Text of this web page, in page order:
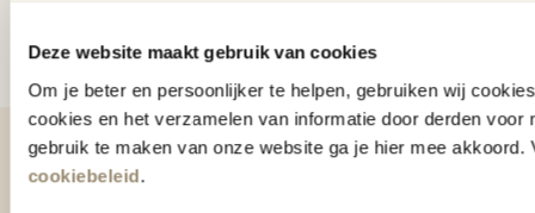
Deze website maakt gebruik van cookies
Om je beter en persoonlijker te helpen, gebruiken wij
cookies en het verzamelen van informatie door derden voor
gebruik te maken van onze website ga je hier mee akkoord.
cookiebeleid.
met onzeAlgemene voorwaarden
Contact